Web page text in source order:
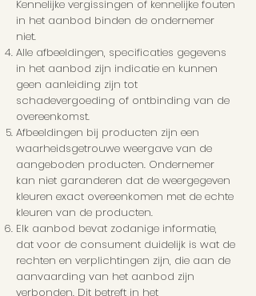
Kennelijke vergissingen of kennelijke fouten
in het aanbod binden de ondernemer
niet.
Alle afbeeldingen, specificaties gegevens
in het aanbod zijn indicatie en kunnen
geen aanleiding zijn tot
schadevergoeding of ontbinding van de
overeenkomst.
Afbeeldingen bij producten zijn een
waarheidsgetrouwe weergave van de
aangeboden producten. Ondernemer
kan niet garanderen dat de weergegeven
kleuren exact overeenkomen met de echte
kleuren van de producten.
Elk aanbod bevat zodanige informatie,
dat voor de consument duidelijk is wat de
rechten en verplichtingen zijn, die aan de
aanvaarding van het aanbod zijn
verbonden. Dit betreft in het